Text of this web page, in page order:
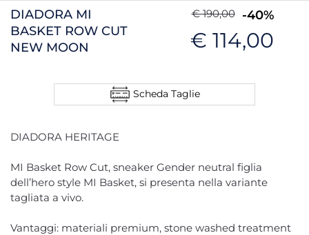
DIADORA MI
BASKET ROW CUT
NEW MOON
€ 190,00 -40%
€ 114,00
Scheda Taglie
DIADORA HERITAGE
MI Basket Row Cut, sneaker Gender neutral figlia
dell’hero style MI Basket, si presenta nella variante
tagliata a vivo.
Vantaggi: materiali premium, stone washed treatment